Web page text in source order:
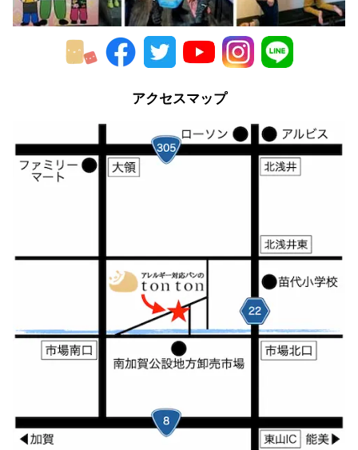
カカオの樹の学名は『テオブロマ・カカオ
『テオブロマ』とはギリシャ語で『神様の食べ物』と
いう意味です。
カカオ豆はたいへん貴重だったため、チョコレートド
リンクを飲めたのは王族や戦士など身分の高い人間だ
中でも興味深いのは、カカオ豆が貨幣として使われて
それほど価値があるものだったのですね。
よく考えたら、お金として価値のあるものをすりつぶ
アクセスマップ